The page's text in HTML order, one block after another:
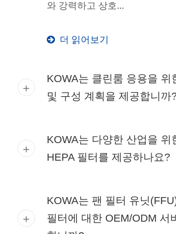
와 강력하고 상호...
더 읽어보기
KOWA는 클린룸 응용을 위
및 구성 계획을 제공합니까
KOWA는 다양한 산업을 위
HEPA 필터를 제공하나요?
KOWA는 팬 필터 유닛
필터에 대한 OEM/ODM 서